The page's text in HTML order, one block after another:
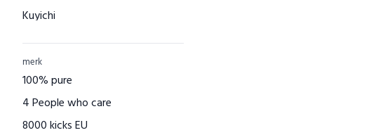
Kuyichi
Bamigo
CAYBOO
Green Jump
Houtenspeelgoed-shop.nl
merk
100% pure
4 People who care
8000 kicks EU